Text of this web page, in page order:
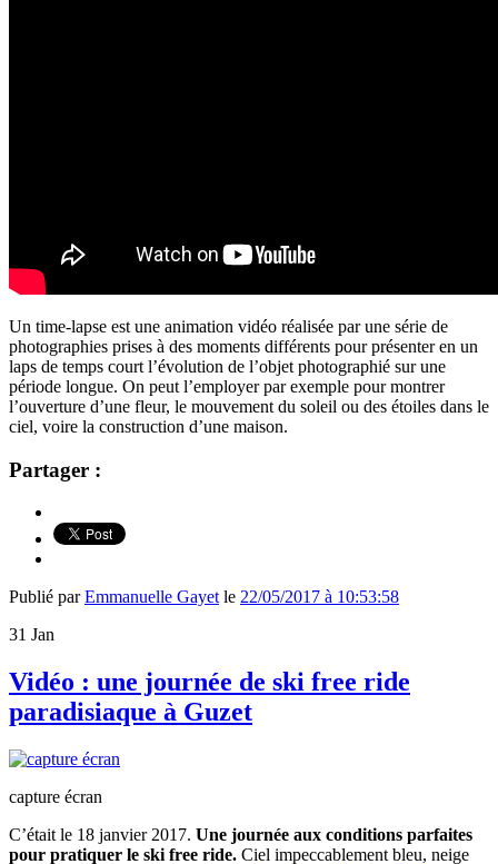
Un time-lapse est une animation vidéo réalisée par une série de
photographies prises à des moments différents pour présenter en un
laps de temps court l’évolution de l’objet photographié sur une
période longue. On peut l’employer par exemple pour montrer
l’ouverture d’une fleur, le mouvement du soleil ou des étoiles dans le
ciel, voire la construction d’une maison.
Partager :
Publié parEmmanuelle Gayet le 22/05/2017 à 10:53:58
31 Jan
Vidéo : une journée de ski free ride
paradisiaque à Guzet
capture écran
C’était le 18 janvier 2017. Une journée aux conditions parfaites
pour pratiquer le ski free ride. Ciel impeccablement bleu, neige